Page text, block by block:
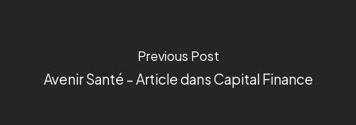
Previous Post
Avenir Santé – Article dans Capital Finance